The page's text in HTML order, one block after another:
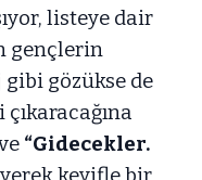
listeye dair
gençlerin
gözükse de
“Gidecekler.